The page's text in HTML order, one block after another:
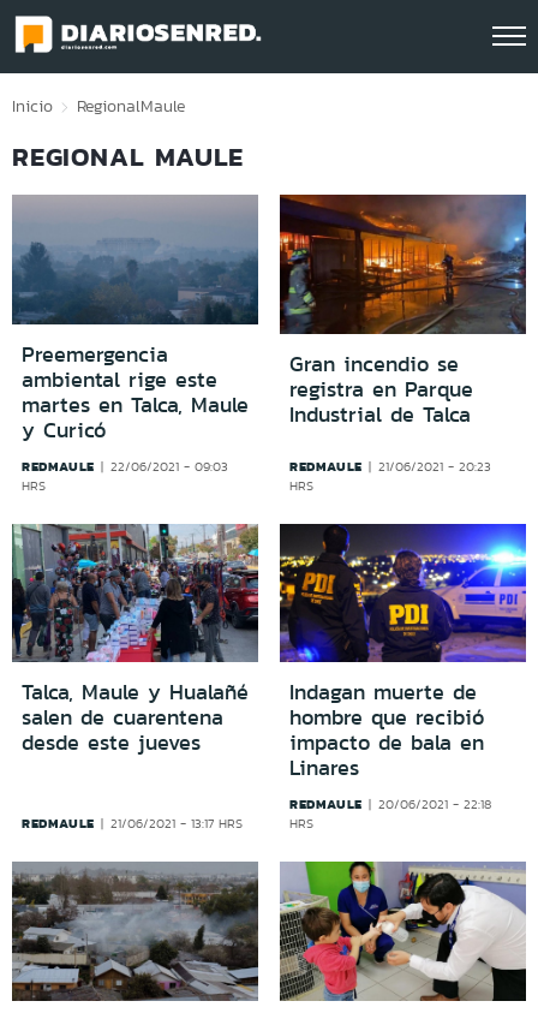
Click acá para ir directamente al contenido
Inicio RegionalMaule
REGIONAL MAULE
Preemergencia
ambiental rige este
martes en Talca, Maule
y Curicó
REDMAULE
22/06/2021 - 09:03
HRS
Gran incendio se
registra en Parque
Industrial de Talca
REDMAULE
21/06/2021 - 20:23
HRS
Talca, Maule y Hualañé
salen de cuarentena
desde este jueves
REDMAULE 21/06/2021 - 13:17 HRS
Indagan muerte de
hombre que recibió
impacto de bala en
Linares
REDMAULE
20/06/2021 - 22:18
HRS